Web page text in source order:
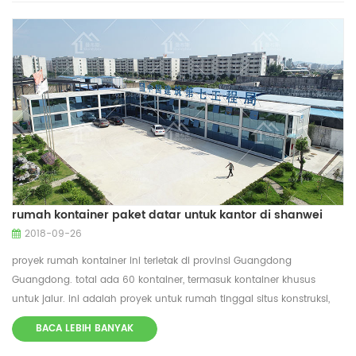
yang sangat mudah beradaptasi Ini mungkin untuk
menggunakannya untuk proyek yang berbeda, seperti konstruksi
rumah sekali mereka telah habis, jika Anda berencana untuk
meningkatkan jumlah kamar di rumah, Anda dapat meningkatkan
jumlah kontainer. Ada 10 panel surya di Atap. Sepuluh Panel Surya
Mengurangi Konsumsi Listrik Rumah dengan Lebih 25% Di iklim
setempat, dan juga memungkinkan untuk menerangi teras dan
taman, di luar rumah. Di daerah terpencil, sistem kelistrikan yang
disesuaikan dapat memasok energi yang cukup untuk membuat
rumah benar-benar mati Grid
rumah kontainer paket datar untuk kantor di shanwei
2018-09-26
proyek rumah kontainer ini terletak di provinsi Guangdong
Guangdong. total ada 60 kontainer, termasuk kontainer khusus
untuk jalur. ini adalah proyek untuk rumah tinggal situs konstruksi,
termasuk kantor, asrama, kantin, kamar mandi dll. tempat parkir
kantin cucian kamar mandi dan toilet wadah khusus untuk jalur
BACA LEBIH BANYAK